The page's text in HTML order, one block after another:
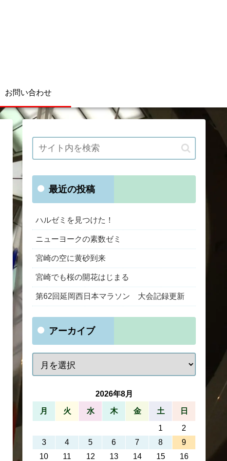
お問い合わせ
最近の投稿
ハルゼミを見つけた！
ニューヨークの素数ゼミ
宮崎の空に黄砂到来
宮崎でも桜の開花はじまる
第62回延岡西日本マラソン 大会記録更新
アーカイブ
2026年8月
月 火 水 木 金 土 日
1
2
3
4 5 6 7 8
9
10
11 12 13 14 15
16